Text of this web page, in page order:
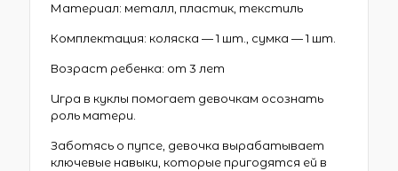
Материал: металл, пластик, текстиль
Комплектация: коляска — 1 шт., сумка — 1 шт.
Возраст ребенка: от 3 лет
Игра в куклы помогает девочкам осознать
роль матери.
Заботясь о пупсе, девочка вырабатывает
ключевые навыки, которые пригодятся ей в